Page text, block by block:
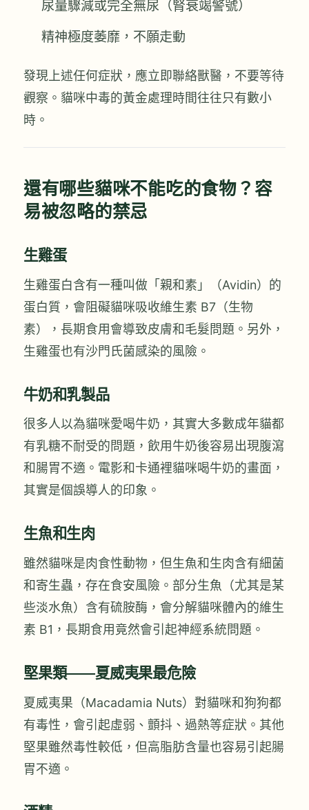
尿量驟減或完全無尿（腎衰竭警號）
精神極度萎靡，不願走動
發現上述任何症狀，應立即聯絡獸醫，不要等待
觀察。貓咪中毒的黃金處理時間往往只有數小
時。
還有哪些貓咪不能吃的食物？容
易被忽略的禁忌
生雞蛋
生雞蛋白含有一種叫做「親和素」（Avidin）的
蛋白質，會阻礙貓咪吸收維生素 B7（生物
素），長期食用會導致皮膚和毛髮問題。另外，
生雞蛋也有沙門氏菌感染的風險。
牛奶和乳製品
很多人以為貓咪愛喝牛奶，其實大多數成年貓都
有乳糖不耐受的問題，飲用牛奶後容易出現腹瀉
和腸胃不適。電影和卡通裡貓咪喝牛奶的畫面，
其實是個誤導人的印象。
生魚和生肉
雖然貓咪是肉食性動物，但生魚和生肉含有細菌
和寄生蟲，存在食安風險。部分生魚（尤其是某
些淡水魚）含有硫胺酶，會分解貓咪體內的維生
素 B1，長期食用竟然會引起神經系統問題。
堅果類——夏威夷果最危險
夏威夷果（Macadamia Nuts）對貓咪和狗狗都
有毒性，會引起虛弱、顫抖、過熱等症狀。其他
堅果雖然毒性較低，但高脂肪含量也容易引起腸
胃不適。